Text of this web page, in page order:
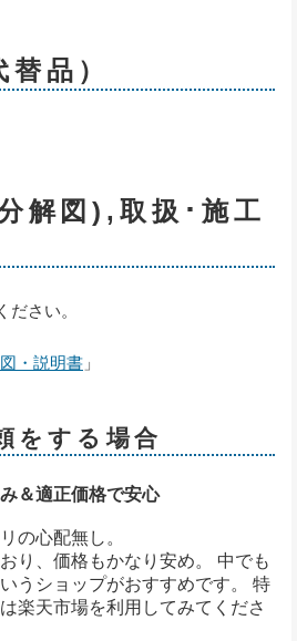
品）
解図),取扱･施工
ださい。
・説明書 」
をする場合
＆適正価格で安心
の心配無し。
り、価格もかなり安め。 中でも
うショップがおすすめです。 特
楽天市場を利用してみてくださ